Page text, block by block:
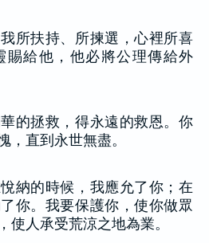
所扶持、所揀選，心裡所喜
賜給他，他必將公理傳給外
的拯救，得永遠的救恩。你
，直到永世無盡。
納的時候，我應允了你；在
你。我要保護你，使你做眾
使人承受荒涼之地為業。